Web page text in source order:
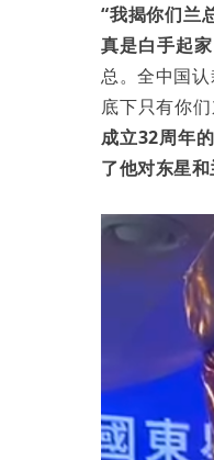
“我揭你们兰
真是白手起
总。全中国
底下只有你
成立32周年
了他对东星和